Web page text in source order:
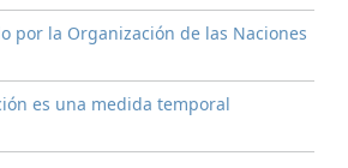
por la Organización de las Naciones
es una medida temporal